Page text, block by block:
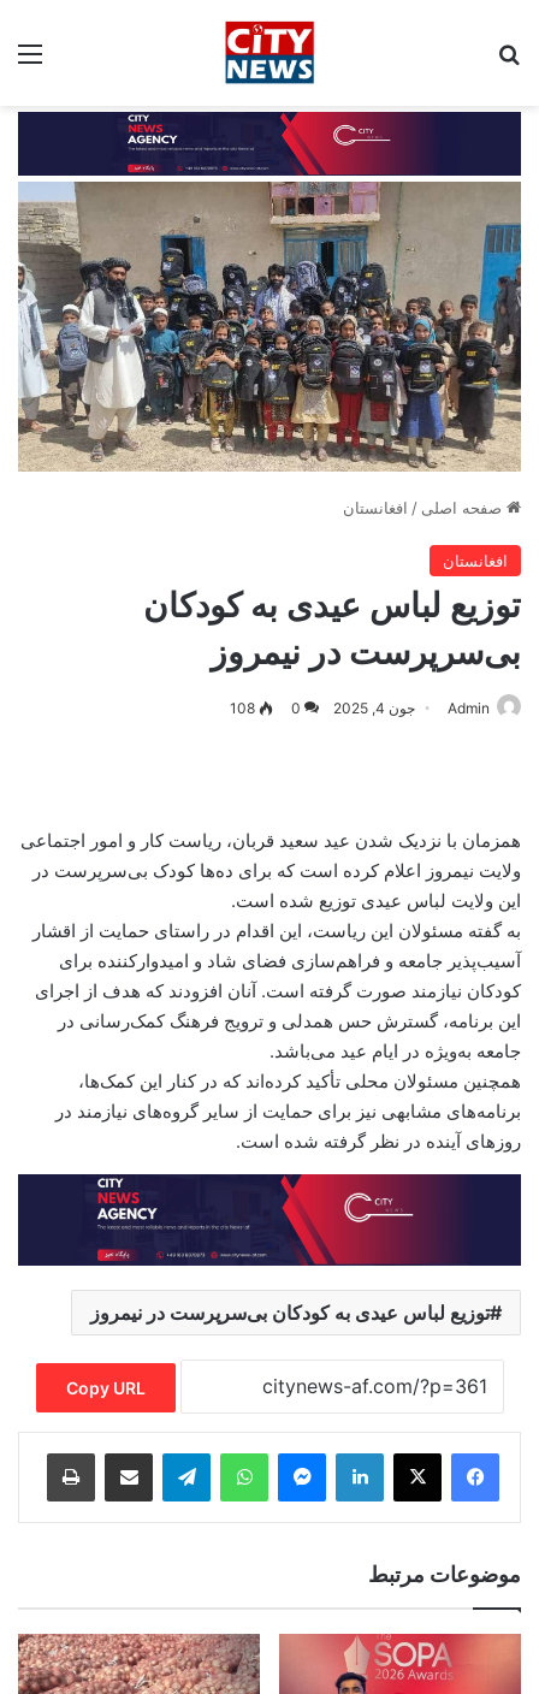
صفحه اصلی / افغانستان
افغانستان
توزیع لباس عیدی به کودکان
بی‌سرپرست در نیمروز
Admin جون 4, 2025 0
108
همزمان با نزدیک شدن عید سعید قربان، ریاست کار و امور اجتماعی
ولایت نیمروز اعلام کرده است که برای ده‌ها کودک بی‌سرپرست در
این ولایت لباس عیدی توزیع شده است.
به گفته مسئولان این ریاست، این اقدام در راستای حمایت از اقشار
آسیب‌پذیر جامعه و فراهم‌سازی فضای شاد و امیدوارکننده برای
کودکان نیازمند صورت گرفته است. آنان افزودند که هدف از اجرای
این برنامه، گسترش حس همدلی و ترویج فرهنگ کمک‌رسانی در
جامعه به‌ویژه در ایام عید می‌باشد.
همچنین مسئولان محلی تأکید کرده‌اند که در کنار این کمک‌ها،
برنامه‌های مشابهی نیز برای حمایت از سایر گروه‌های نیازمند در
روزهای آینده در نظر گرفته شده است.
توزیع لباس عیدی به کودکان بی‌سرپرست در نیمروز
Copy URL
LinkedIn
Messenger
WhatsApp
Telegram
Share via Email
Print
موضوعات مرتبط